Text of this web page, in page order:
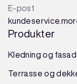
E-post
Produkter
Kledning og
Terrasse og